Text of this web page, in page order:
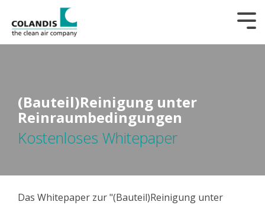
(Bauteil)Reinigung unter
Reinraumbedingungen
Kostenloses Whitepaper
Das Whitepaper zur "(Bauteil)Reinigung unter